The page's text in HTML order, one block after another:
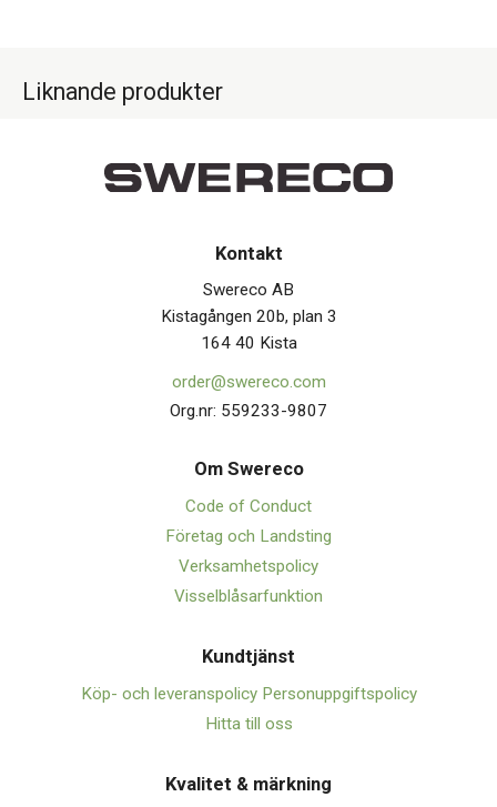
Liknande produkter
Kontakt
Swereco AB
Kistagången 20b, plan 3
164 40 Kista
order@swereco.com
Org.nr: 559233-9807
Om Swereco
Code of Conduct
Företag och Landsting
Verksamhetspolicy
Visselblåsarfunktion
Kundtjänst
Köp- och leveranspolicy Personuppgiftspolicy
Hitta till oss
Kvalitet & märkning